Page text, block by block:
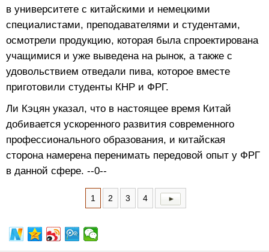
в университете с китайскими и немецкими
специалистами, преподавателями и студентами,
осмотрели продукцию, которая была спроектирована
учащимися и уже выведена на рынок, а также с
удовольствием отведали пива, которое вместе
приготовили студенты КНР и ФРГ.
Ли Кэцян указал, что в настоящее время Китай
добивается ускоренного развития современного
профессионального образования, и китайская
сторона намерена перенимать передовой опыт у ФРГ
в данной сфере. --0--
1 2 3 4